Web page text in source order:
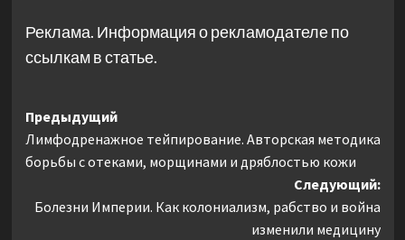
Реклама. Информация о рекламодателе по
ссылкам в статье.
Навигация
записи
Предыдущий
Лимфодренажное тейпирование. Авторская методика
борьбы с отеками, морщинами и дряблостью кожи
Следующий:
Болезни Империи. Как колониализм, рабство и война
изменили медицину